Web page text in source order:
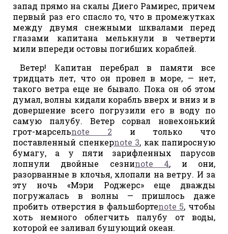
запад прямо на скалы Диего Рамирес, причем
первый раз его спасло то, что в промежутках
между двумя снежными шквалами перед
глазами капитана мелькнули в четверти
мили впереди остовы погибших кораблей.
Ветер! Капитан перебрал в памяти все
тридцать лет, что он провел в море, — нет,
такого ветра еще не бывало. Пока он об этом
думал, волны кидали корабль вверх и вниз и в
довершение всего погрузили его в воду по
самую палубу. Ветер сорвал новехонький
грот-марсельnote 2 и только что
поставленный спенкерnote 3, как папиросную
бумагу, а у пяти зарифленных парусов
лопнули двойные сезниnote 4, и они,
разорванные в клочья, хлопали на ветру. И за
эту ночь «Мэри Роджерс» еще дважды
погружалась в волны — пришлось даже
пробить отверстия в фальшбортеnote 5, чтобы
хоть немного облегчить палубу от воды,
которой ее заливал бушующий океан.